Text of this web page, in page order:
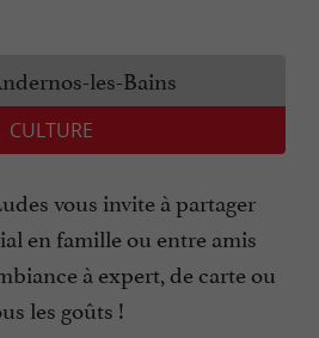
les-Bains
CULTURE
vous invite à partager
en famille ou entre amis
à expert, de carte ou
les goûts !